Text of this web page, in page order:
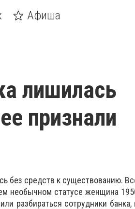
Афиша
лишилась
признали
без средств к существованию.
необычном статусе женщина
разбираться сотрудники банка,